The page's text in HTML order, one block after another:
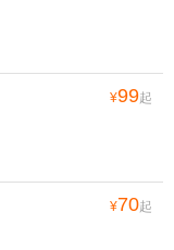
¥99起
¥70起